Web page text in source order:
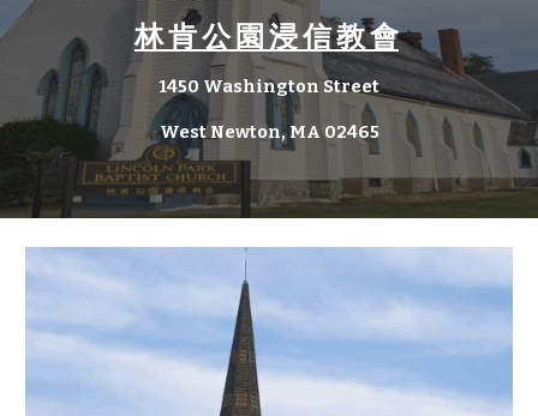
林 肯 公 園 浸 信 教 會
1450 Washington Street
West Newton, MA 02465